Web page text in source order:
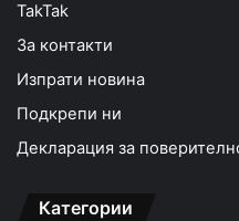
TakTak
За контакти
Изпрати новина
Подкрепи ни
Декларация за
Категории